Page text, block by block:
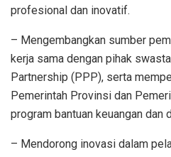
profesional dan inovatif.
– Mengembangkan sumber
kerja sama dengan pihak
Partnership (PPP), serta
Pemerintah Provinsi dan
program bantuan keuangan dan
– Mendorong inovasi dalam